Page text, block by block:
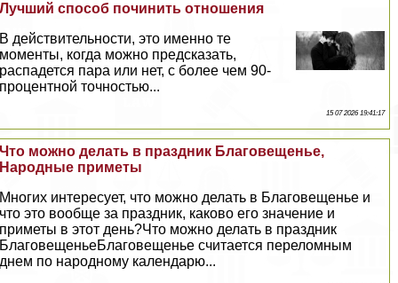
Лучший способ починить отношения
В действительности, это именно те
моменты, когда можно предсказать,
распадется пара или нет, с более чем 90-
процентной точностью...
15 07 2026 19:41:17
Что можно делать в праздник Благовещенье,
Народные приметы
Многих интересует, что можно делать в Благовещенье и
что это вообще за праздник, каково его значение и
приметы в этот день?Что можно делать в праздник
БлаговещеньеБлаговещенье считается переломным
днем по народному календарю...